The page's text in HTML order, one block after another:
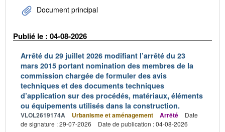
Document principal
Publié le : 04-08-2026
Arrêté du 29 juillet 2026 modifiant l’arrêté du 23
mars 2015 portant nomination des membres de la
commission chargée de formuler des avis
techniques et des documents techniques
d’application sur des procédés, matériaux, éléments
ou équipements utilisés dans la construction.
VLOL2619174A Urbanisme et aménagement Arrêté
Date
de signature : 29-07-2026
Date de publication : 04-08-2026